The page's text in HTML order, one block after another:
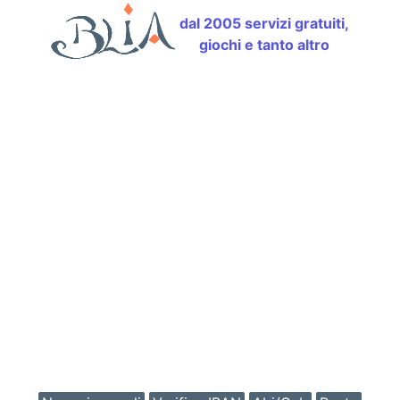
dal 2005 servizi gratuiti,
giochi e tanto altro